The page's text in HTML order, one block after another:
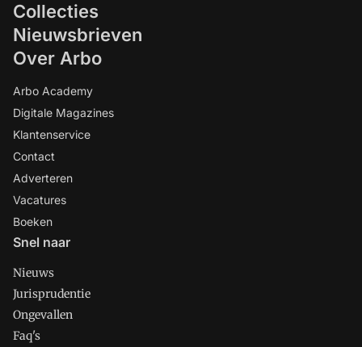
Collecties
Nieuwsbrieven
Over Arbo
Arbo Academy
Digitale Magazines
Klantenservice
Contact
Adverteren
Vacatures
Boeken
Snel naar
Nieuws
Jurisprudentie
Ongevallen
Faq's